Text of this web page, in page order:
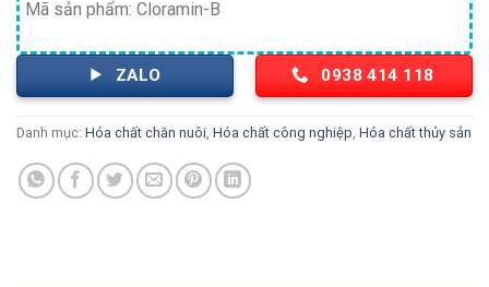
Mã sản phẩm: Cloramin-B
ZALO 0938 414 118
Danh mục: Hóa chất chăn nuôi Hóa chất công nghiệp Hóa chất thủy sản